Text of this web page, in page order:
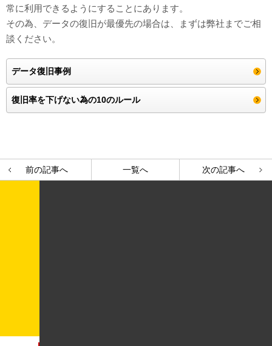
常に利用できるようにすることにあります。
その為、データの復旧が最優先の場合は、まずは弊社までご相
談ください。
データ復旧事例
復旧率を下げない為の10のルール
前の記事へ 一覧へ 次の記事へ